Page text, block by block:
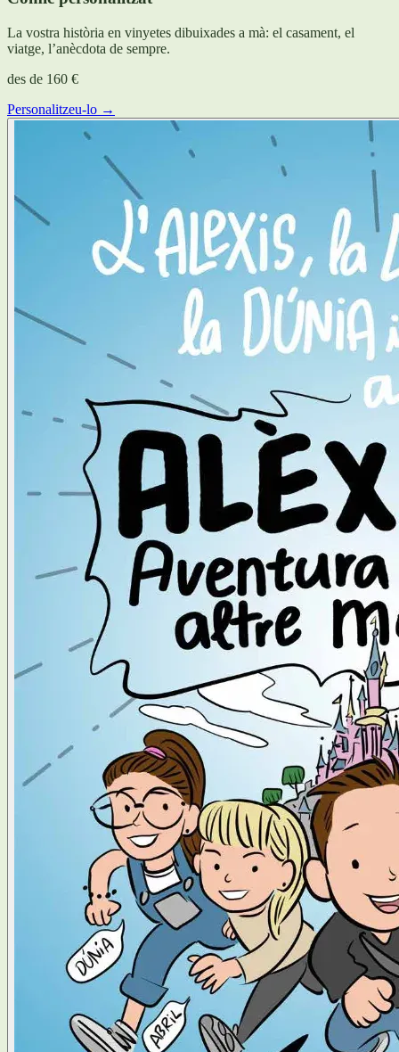
La vostra història en vinyetes dibuixades a mà: el casament, el
viatge, l’anècdota de sempre.
des de 160 €
Personalitzeu-lo →